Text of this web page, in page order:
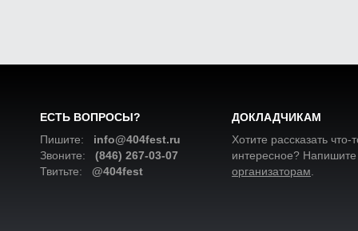
ЕСТЬ ВОПРОСЫ?
Пишите: info@404fest.ru
Звоните: (846) 267-03-07
Твитьте: @404fest
ДОКЛАДЧИКАМ
Хотите рассказать что-
интересное?
организаторам